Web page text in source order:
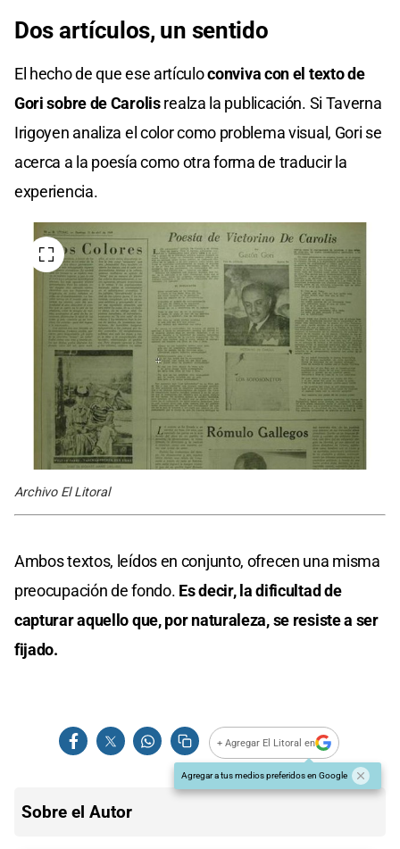
Dos artículos, un sentido
El hecho de que ese artículoconviva con el texto de
Gori sobre de Carolisrealza la publicación. Si Taverna
Irigoyen analiza el color como problema visual, Gori se
acerca a la poesía como otra forma de traducir la
experiencia.
Archivo El Litoral
Ambos textos, leídos en conjunto, ofrecen una misma
preocupación de fondo. Es decir, la dificultad de
capturar aquello que, por naturaleza, se resiste a ser
fijado.
+ Agregar El Litoral en
Agregar a tus medios preferidos en Google
Sobre el Autor